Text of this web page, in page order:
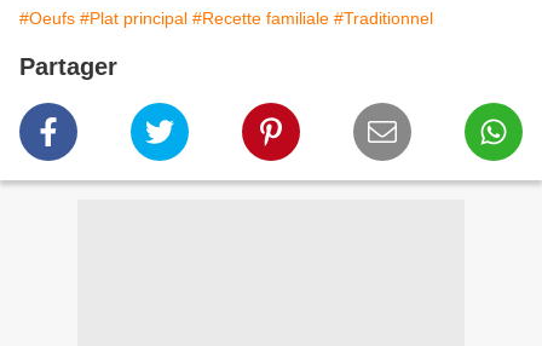
#Oeufs #Plat principal #Recette familiale #Traditionnel
Partager